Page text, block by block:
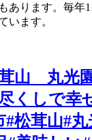
あります。毎年
います。
山 丸光
くしで幸
松茸山#